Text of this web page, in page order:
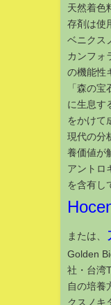
天然着色
存剤は使
ベニクス
カンフォ
の機能性
「森の
に生息す
をかけて
現代の分
養価値が
アントロ
を含有し
または、
Golden
社・台湾
自の培養
クスノキ